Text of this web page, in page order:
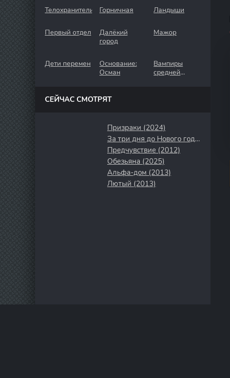
Телохранители Горничная Ландыши
Первый отдел
Далёкий
город
Мажор
Дети перемен
Основание:
Осман
Вампиры
средней
СЕЙЧАС СМОТРЯТ
Призраки (2024)
За три дня до Нового года (2022)
Предчувствие (2012)
Обезьяна (2025)
Альфа-дом (2013)
Лютый (2013)